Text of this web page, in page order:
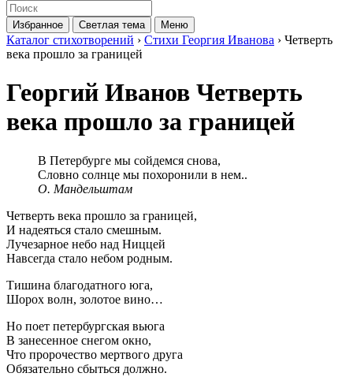
Избранное Светлая тема Меню
Каталог стихотворений › Стихи Георгия Иванова › Четверть
века прошло за границей
Георгий Иванов Четверть
века прошло за границей
В Петербурге мы сойдемся снова,
Словно солнце мы похоронили в нем..
О. Мандельштам
Четверть века прошло за границей,
И надеяться стало смешным.
Лучезарное небо над Ниццей
Навсегда стало небом родным.
Тишина благодатного юга,
Шорох волн, золотое вино…
Но поет петербургская вьюга
В занесенное снегом окно,
Что пророчество мертвого друга
Обязательно сбыться должно.